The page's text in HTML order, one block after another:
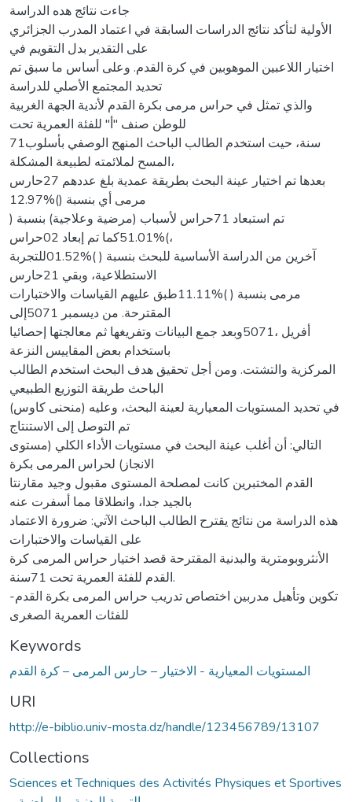
جاءت نتائج هده الدراسة
الأولية لتأكد نتائج الدراسات السابقة في اعتماد المدرب الجزائري
على التقدير بدل التقويم في
اختيار اللاعبين الموهوبين في كرة القدم. وعلى أساس ما سبق تم
تحديد المجتمع الأصلي للدراسة
والذي تمثل في حراس مرمى بكرة القدم لأندية الجهة الغربية
للوطن صنف "أ" للفئة العمرية تحت
71سنة، حيت استخدم الطالب الباحث المنهج الوصفي بأسلوب
المسح لملائمته لطبيعة المشكلة،
بعدها تم اختيار عينة البحث بطريقة عمدية بلغ عددهم 27حارس
مرمى أي بنسبة ()%12.97
تم استبعاد 71حراس لأسباب (مرضية وعلاجية) بنسبة (
،)%51.01كما تم إبعاد 02حراس
آخرين من الدراسة الأساسية للبحث بنسبة ( )%01.52للتجربة
الاستطلاعية، وبقي 21حارس
مرمى بنسبة ( )%11.11طبق عليهم القياسات والاختبارات
المقترحة. من ديسمبر 5071إلى
أفريل ،5071وبعد جمع البيانات وتفريغها ثم معالجتها إحصائيا
باستخدام بعض المقاييس النزعة
المركزية والتشتت. ومن أجل تحقيق هدف البحث استخدم الطالب
الباحث طريقة التوزيع الطبيعي
(منحنى كاوس) في تحديد المستويات المعيارية لعينة البحث، وعليه
تم التوصل إلى الاستنتاج
التالي: أن أغلب عينة البحث في مستويات الأداء الكلي (مستوى
الانجاز) لحراس المرمى بكرة
القدم المختبرين كانت لمصلحة المستوى مقبول وجيد مقارنتا
بالجيد جدا، وانطلاقا مما أسفرت عنه
هذه الدراسة من نتائج يقترح الطالب الباحث الآتي: ضرورة الاعتماد
على القياسات والاختبارات
الأنثروبومترية والبدنية المقترحة قصد اختيار حراس المرمى كرة
القدم للفئة العمرية تحت 71سنة.
-تكوين وتأهيل مدربين اختصاص تدريب حراس المرمى بكرة القدم
للفئات العمرية الصغرى
Keywords
المستويات المعيارية - الاختيار – حارس المرمى – كرة القدم
URI
http://e-biblio.univ-mosta.dz/handle/123456789/13107
Collections
Sciences et Techniques des Activités Physiques et Sportives